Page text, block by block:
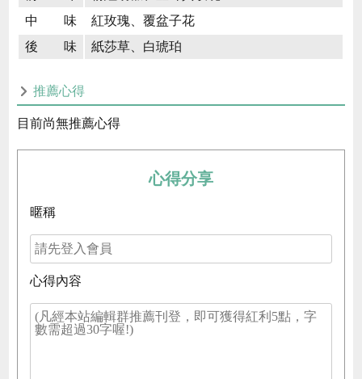
中 味
紅玫瑰、覆盆子花
後 味
紙莎草、白琥珀
推薦心得
目前尚無推薦心得
心得分享
暱稱
心得內容